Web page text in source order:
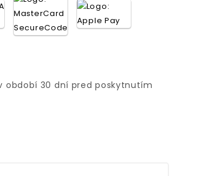
období 30 dní pred poskytnutím